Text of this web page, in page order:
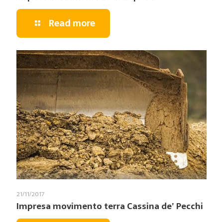
Read more
21/11/2017
Impresa movimento terra Cassina de’ Pecchi